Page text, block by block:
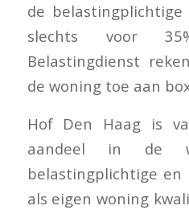
de
slechts voor
Belastingdienst
de woning toe aan
Hof Den Haag is
aandeel in de
belastingplichtige
als eigen woning